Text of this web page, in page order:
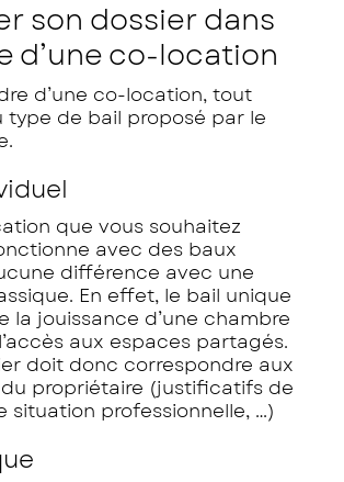
son dossier dans
d’une co-location
d’une co-location, tout
type de bail proposé par le
que vous souhaitez
avec des baux
différence avec une
En effet, le bail unique
la jouissance d’une chambre
aux espaces partagés.
doit donc correspondre aux
propriétaire (justificatifs de
situation professionnelle, …)